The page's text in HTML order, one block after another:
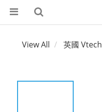
View All 英國 Vtech